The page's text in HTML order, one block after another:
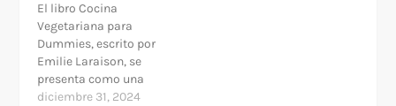
El libro Cocina
Vegetariana para
Dummies, escrito por
Emilie Laraison, se
presenta como una
guía ideal para aquellos
diciembre 31, 2024